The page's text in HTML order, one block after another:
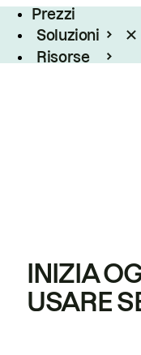
Prezzi
Soluzioni
Risorse
INIZIA
USARE